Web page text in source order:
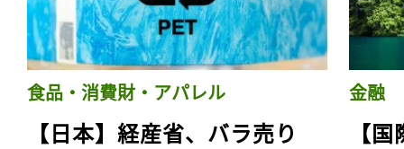
食品・消費財・アパレル
【日本】経産省、バラ売り
金融
【